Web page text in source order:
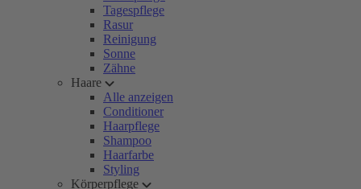
Tagespflege
Rasur
Reinigung
Sonne
Zähne
Haare
Alle anzeigen
Conditioner
Haarpflege
Shampoo
Haarfarbe
Styling
Körperpflege